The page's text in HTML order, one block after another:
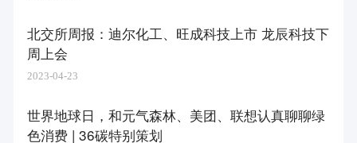
北交所周报：迪尔化工、旺成科技上市 龙辰科技下
周上会
2023-04-23
世界地球日，和元气森林、美团、联想认真聊聊绿
色消费 | 36碳特别策划